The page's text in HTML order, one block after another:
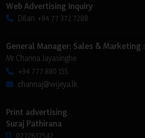
Web Advertising Inquiry
Dilan: +94 77 372 7288
General Manager: Sales & Marketing :
Mr Channa Jayasinghe
+94 777 880 155
channaj@wijeya.lk
Print advertising
Suraj Pathirana
0772617542